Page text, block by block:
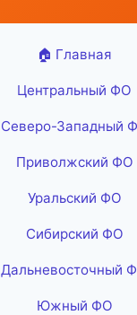
🏠 Главная
Центральный ФО
Северо-Западный
Приволжский ФО
Уральский ФО
Сибирский ФО
Дальневосточный
Южный ФО